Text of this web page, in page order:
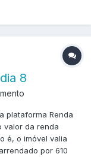
8
plataforma Renda
valor da renda
é, o imóvel valia
por 610